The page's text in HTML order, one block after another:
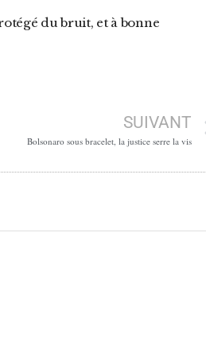
SUIVANT
Bolsonaro sous bracelet, la justice serre la vis